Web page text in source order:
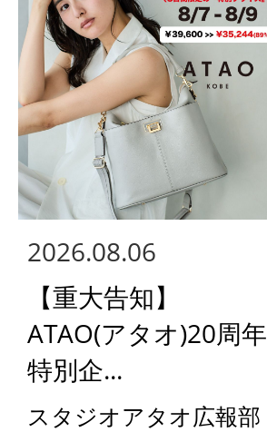
2026.08.06
【重大告知】
ATAO(アタオ)20周年
特別企...
スタジオアタオ広報部